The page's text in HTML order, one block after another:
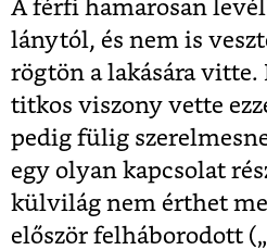
A férfi hamarosan
lánytól, és nem is
rögtön a lakására
titkos viszony vette
pedig fülig
egy olyan kapcsolat
külvilág nem érthet
először felháborodott („